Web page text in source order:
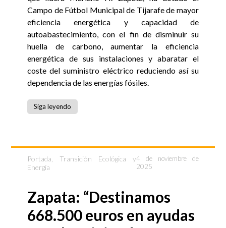
Campo de Fútbol Municipal de Tijarafe de mayor
eficiencia energética y capacidad de
autoabastecimiento, con el fin de disminuir su
huella de carbono, aumentar la eficiencia
energética de sus instalaciones y abaratar el
coste del suministro eléctrico reduciendo así su
dependencia de las energías fósiles.
Siga leyendo
Portada
Transición Ecológica y
Energía
4 de noviembre de
2025
Zapata: “Destinamos
668.500 euros en ayudas